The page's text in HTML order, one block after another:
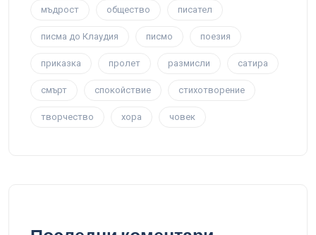
мъдрост общество писател
писма до Клаудия писмо поезия
приказка пролет размисли сатира
смърт спокойствие стихотворение
творчество хора човек